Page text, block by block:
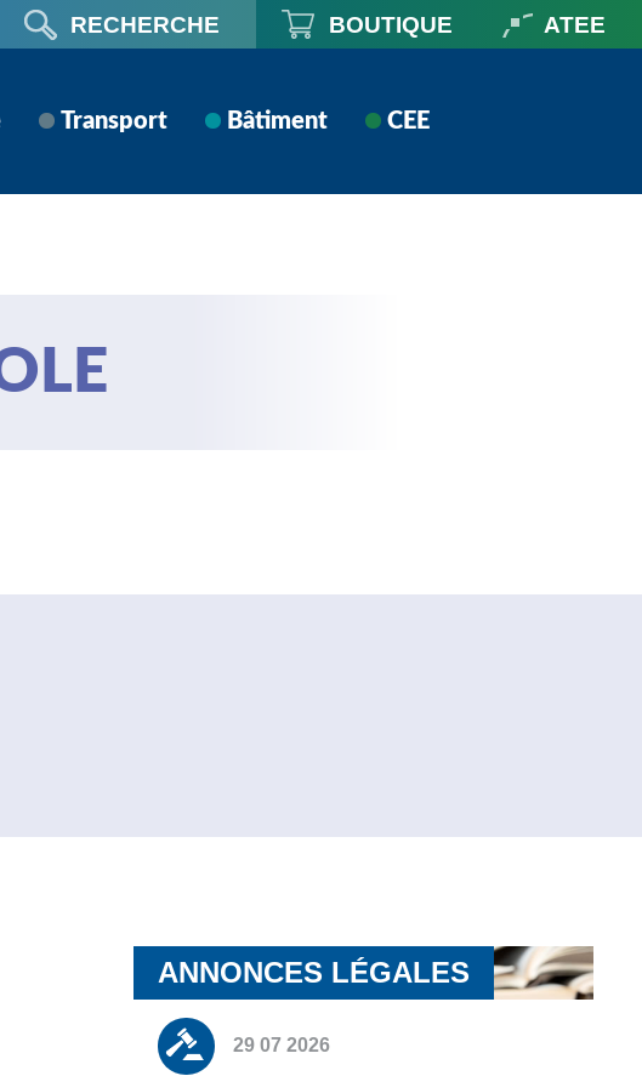
RECHERCHE BOUTIQUE ATEE
Transport Bâtiment CEE
ANNONCES LÉGALES
29 07 2026